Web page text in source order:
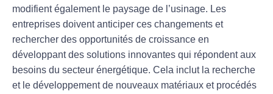
modifient également le paysage de l’usinage. Les
entreprises doivent anticiper ces changements et
rechercher des opportunités de croissance en
développant des solutions innovantes qui répondent aux
besoins du secteur énergétique. Cela inclut la recherche
et le développement de nouveaux matériaux et procédés